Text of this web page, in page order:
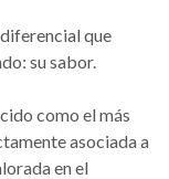
que
su sabor.
como el más
asociada a
en el